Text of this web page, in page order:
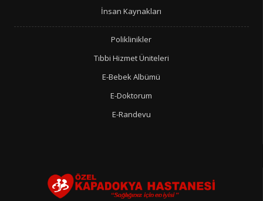
İnsan Kaynakları
Poliklinikler
Tıbbi Hizmet Üniteleri
E-Bebek Albümü
E-Doktorum
E-Randevu